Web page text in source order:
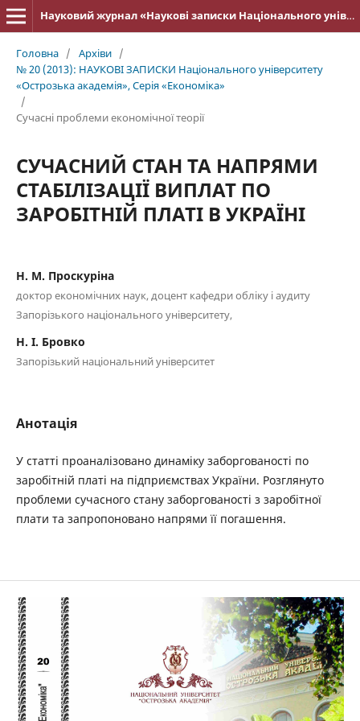
Науковий журнал «Наукові записки Національного університету «Острозька академія»: серія «Економіка»
Головна / Архіви /
№ 20 (2013): НАУКОВІ ЗАПИСКИ Національного університету
«Острозька акаде­мія», Серія «Економіка»
/
Cучасні проблеми економічної теорії
СУЧАСНИЙ СТАН ТА НАПРЯМИ
СТАБІЛІЗАЦІЇ ВИПЛАТ ПО
ЗАРОБІТНІЙ ПЛАТІ В УКРАЇНІ
Н. М. Проскуріна
доктор економічних наук, доцент кафедри обліку і аудиту
Запорізького національного університету,
Н. І. Бровко
Запорізький національний університет
Анотація
У статті проаналізовано динаміку заборгованості по
заробітній платі на підприємствах України. Розглянуто
проблеми сучасного стану заборгованості з заробітної
плати та запропоновано напрями її погашення.